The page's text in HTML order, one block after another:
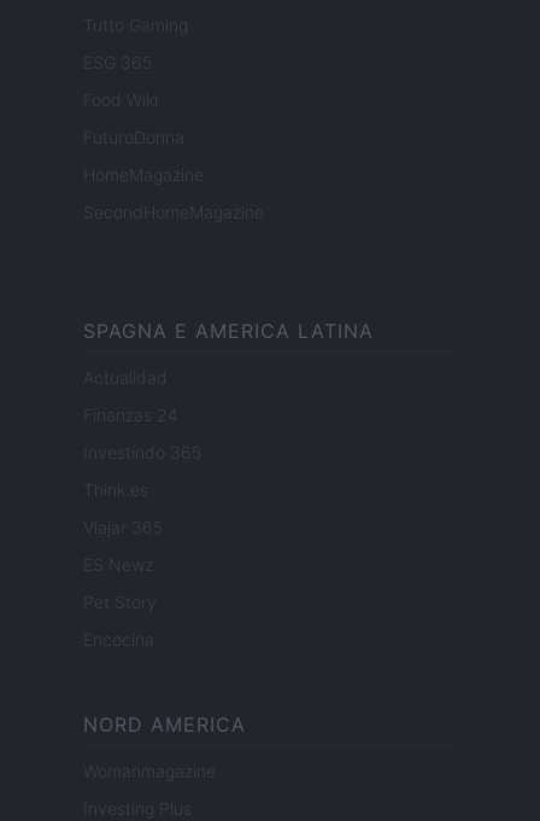
Tutto Gaming
ESG 365
Food Wiki
FuturoDonna
HomeMagazine
SecondHomeMagazine
SPAGNA E AMERICA LATINA
Actualidad
Finanzas 24
Investindo 365
Think.es
Viajar 365
ES Newz
Pet Story
Encocina
NORD AMERICA
Womanmagazine
Investing Plus